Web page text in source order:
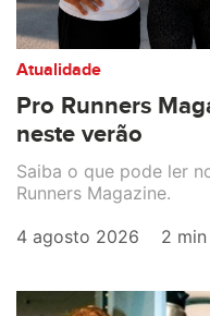
Atualidade
Pro Runners
neste verão
Saiba o que pode ler
Runners Magazine.
4 agosto 2026
2 min